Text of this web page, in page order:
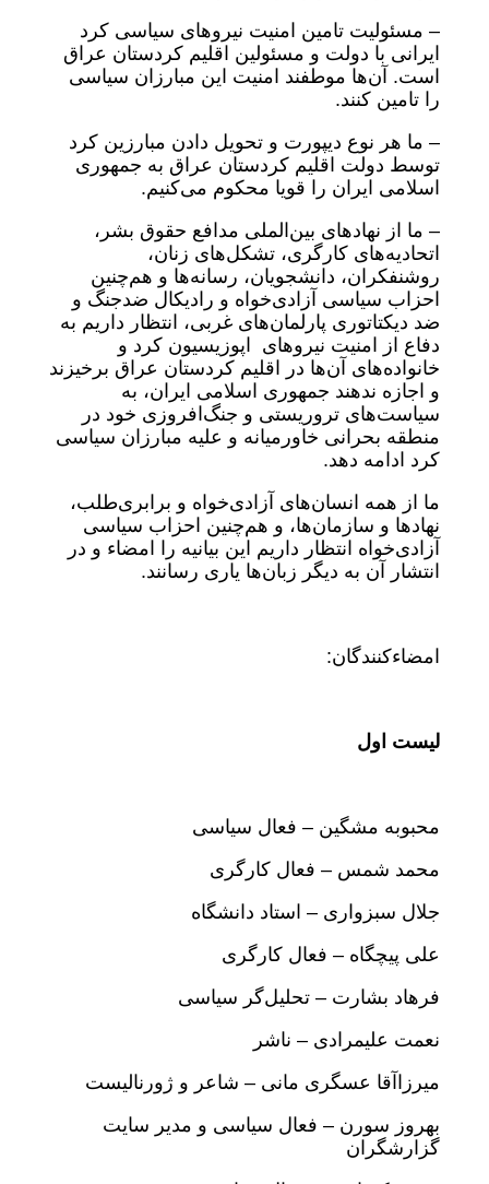
– مسئولیت تامین امنیت نیروهای سیاسی کرد
ایرانی با دولت و مسئولین اقلیم کردستان عراق
است. آن‌ها موطفند امنیت این مبارزان سیاسی
را تامین کنند.
– ما هر نوع دیپورت و تحویل دادن مبارزین کرد
توسط دولت اقلیم کردستان عراق به جمهوری
اسلامی ایران را قویا محکوم می‌کنیم.
– ما از نهادهای بین‌الملی مدافع حقوق بشر،
اتحادیه‌های کارگری، تشکل‌های زنان،
روشنفکران، دانشجویان، رسانه‌ها و هم‌چنین
احزاب سیاسی آزادی‌خواه و رادیکال ضدجنگ و
ضد دیکتاتوری پارلمان‌های غربی، انتظار داریم به
دفاع از امنیت نیروهای اپوزیسیون کرد و
خانواده‌های آن‌ها در اقلیم کردستان عراق برخیزند
و اجازه ندهند جمهوری اسلامی ایران، به
سیاست‌های تروریستی و جنگ‌افروزی خود در
منطقه بحرانی خاورمیانه و علیه مبارزان سیاسی
کرد ادامه دهد.
ما از همه انسان‌های آزادی‌خواه و برابری‌طلب،
نهادها و سازمان‌ها، و هم‌چنین احزاب سیاسی
آزادی‌خواه انتظار داریم این بیانیه را امضاء و در
انتشار آن به دیگر زبان‌ها یاری رسانند.
امضاء‌کنندگان:
لیست اول
محبوبه مشگین – فعال سیاسی
محمد شمس – فعال کارگری
جلال سبزواری – استاد دانشگاه
علی پیچگاه – فعال کارگری
فرهاد بشارت – تحلیل‌گر سیاسی
نعمت علیمرادی – ناشر
میرزاآقا عسگری مانی – شاعر و ژورنالیست
بهروز سورن – فعال سیاسی و مدیر سایت
گزارشگران